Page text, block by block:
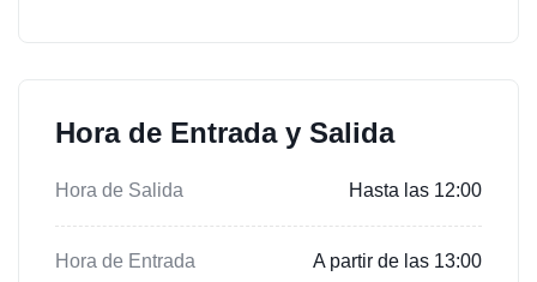
Hora de Entrada y Salida
Hora de Salida Hasta las 12:00
Hora de Entrada A partir de las 13:00